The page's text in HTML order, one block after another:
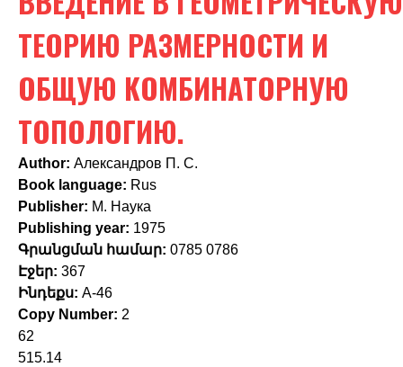
h
f
o
r
m
ТЕОРИЮ РАЗМЕРНОСТИ И
ОБЩУЮ КОМБИНАТОРНУЮ
ТОПОЛОГИЮ.
Author: Александров П. С.
Book language: Rus
Publisher: М. Наука
Publishing year: 1975
Գրանցման համար: 0785 0786
Էջեր: 367
Ինդեքս: А-46
Copy Number: 2
62
515.14